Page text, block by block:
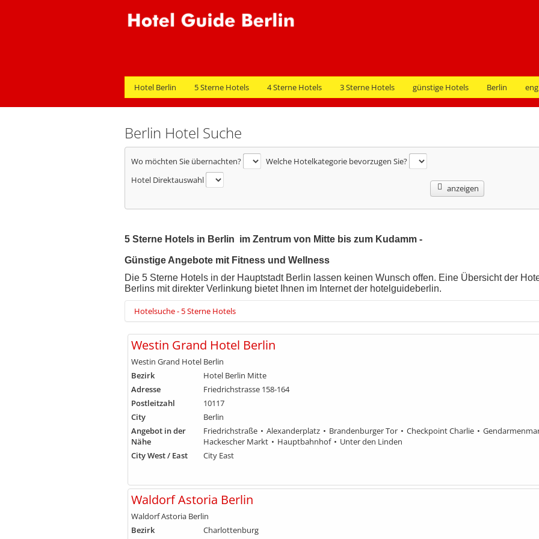
Hotel Berlin 5 Sterne Hotels 4 Sterne Hotels 3 Sterne Hotels günstige Hotels Berlin
Berlin Hotel Suche
Wo möchten Sie übernachten?
Welche Hotelkategorie bevorzugen Sie?
Hotel Direktauswahl
anzeigen
5 Sterne Hotels in Berlin im Zentrum von Mitte bis zum Kudamm -
Günstige Angebote mit Fitness und Wellness
Die 5 Sterne Hotels in der Hauptstadt Berlin lassen keinen Wunsch offen. Eine Übersicht der
Berlins mit direkter Verlinkung bietet Ihnen im Internet der hotelguideberlin.
Hotelsuche - 5 Sterne Hotels
Westin Grand Hotel Berlin
Westin Grand Hotel Berlin
Bezirk
Hotel Berlin Mitte
Adresse
Friedrichstrasse 158-164
Postleitzahl
10117
City
Berlin
Angebot in der
Nähe
Friedrichstraße Alexanderplatz Brandenburger Tor Checkpoint Charlie
Hackescher Markt
Hauptbahnhof
Unter den Linden
City West / East
City East
Waldorf Astoria Berlin
Waldorf Astoria Berlin
Bezirk
Charlottenburg